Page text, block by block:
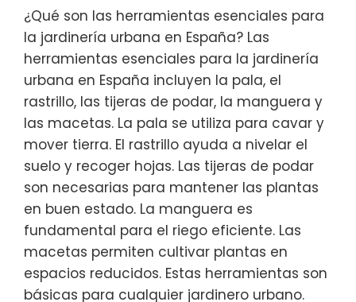
¿Qué son las herramientas esenciales para
la jardinería urbana en España? Las
herramientas esenciales para la jardinería
urbana en España incluyen la pala, el
rastrillo, las tijeras de podar, la manguera y
las macetas. La pala se utiliza para cavar y
mover tierra. El rastrillo ayuda a nivelar el
suelo y recoger hojas. Las tijeras de podar
son necesarias para mantener las plantas
en buen estado. La manguera es
fundamental para el riego eficiente. Las
macetas permiten cultivar plantas en
espacios reducidos. Estas herramientas son
básicas para cualquier jardinero urbano.